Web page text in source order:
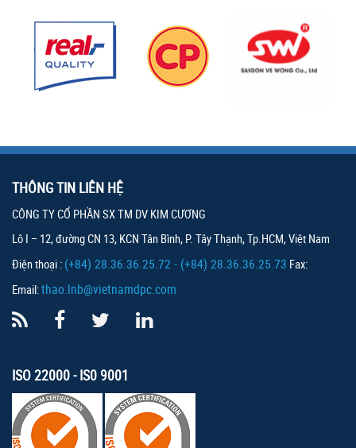
THÔNG TIN LIÊN HỆ
CÔNG TY CỔ PHẦN SX TM DV KIM CƯƠNG
Lô I – 12, đường CN 13, KCN Tân Bình, P. Tây Thạnh, Tp.HCM, Việt Nam
Điện thoại : (+84) 28.36.36.25.72 - (+84) 28.36.36.25.73 Fax:
Email:thao.lnb@vietnamdpc.com
ISO 22000 - IS0 9001